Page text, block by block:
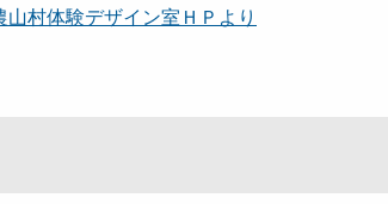
山村体験デザイン室ＨＰより